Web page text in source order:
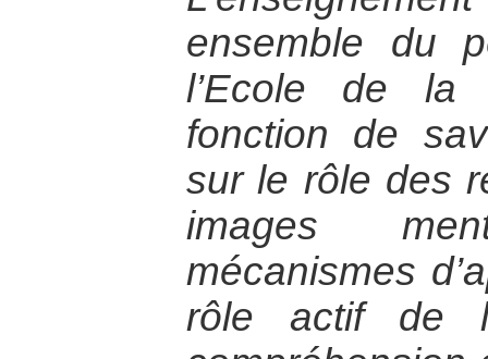
ensemble du
l’Ecole de la
fonction de
sur le rôle des
images
mécanismes
rôle actif de